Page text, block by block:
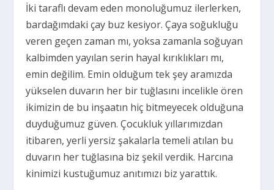
İki taraflı devam eden monoluğumuz ilerlerken,
bardağımdaki çay buz kesiyor. Çaya soğukluğu
veren geçen zaman mı, yoksa zamanla soğuyan
kalbimden yayılan serin hayal kırıklıkları mı,
emin değilim. Emin olduğum tek şey aramızda
yükselen duvarın her bir tuğlasını incelikle ören
ikimizin de bu inşaatın hiç bitmeyecek olduğuna
duyduğumuz güven. Çocukluk yıllarımızdan
itibaren, yerli yersiz şakalarla temeli atılan bu
duvarın her tuğlasına biz şekil verdik. Harcına
kinimizi kustuğumuz anıtımızı biz yarattık.